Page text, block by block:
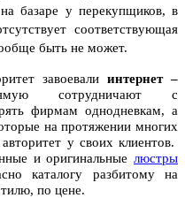
базаре у перекупщиков, в
соответствующая
быть не может.
завоевали интернет –
сотрудничают с
фирмам однодневкам, а
на протяжении многих
у своих клиентов.
и оригинальные люстры
каталогу разбитому на
по цене.